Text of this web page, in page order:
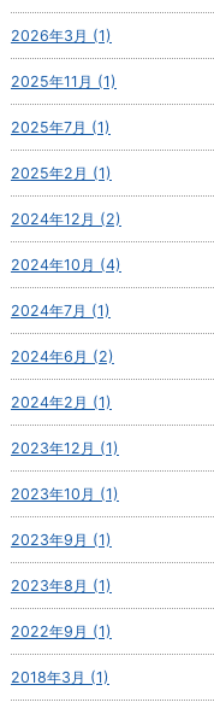
2026年3月 (1)
2025年11月 (1)
2025年7月 (1)
2025年2月 (1)
2024年12月 (2)
2024年10月 (4)
2024年7月 (1)
2024年6月 (2)
2024年2月 (1)
2023年12月 (1)
2023年10月 (1)
2023年9月 (1)
2023年8月 (1)
2022年9月 (1)
2018年3月 (1)